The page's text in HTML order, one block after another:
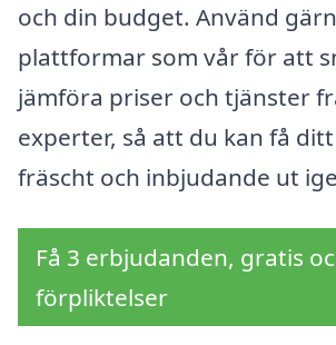
och din budget. Använd
plattformar som vår för att
jämföra priser och tjänster
experter, så att du kan få
fräscht och inbjudande ut
Få 3 erbjudanden, gratis
förpliktelser